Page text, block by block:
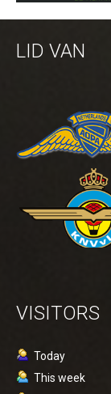
LID VAN
VISITORS
Today
This week